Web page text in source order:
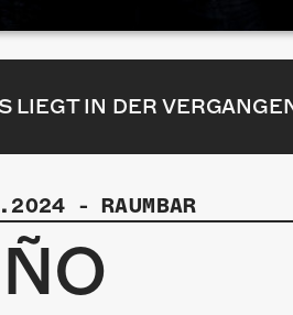
LIEGT IN DER
- RAUMBAR